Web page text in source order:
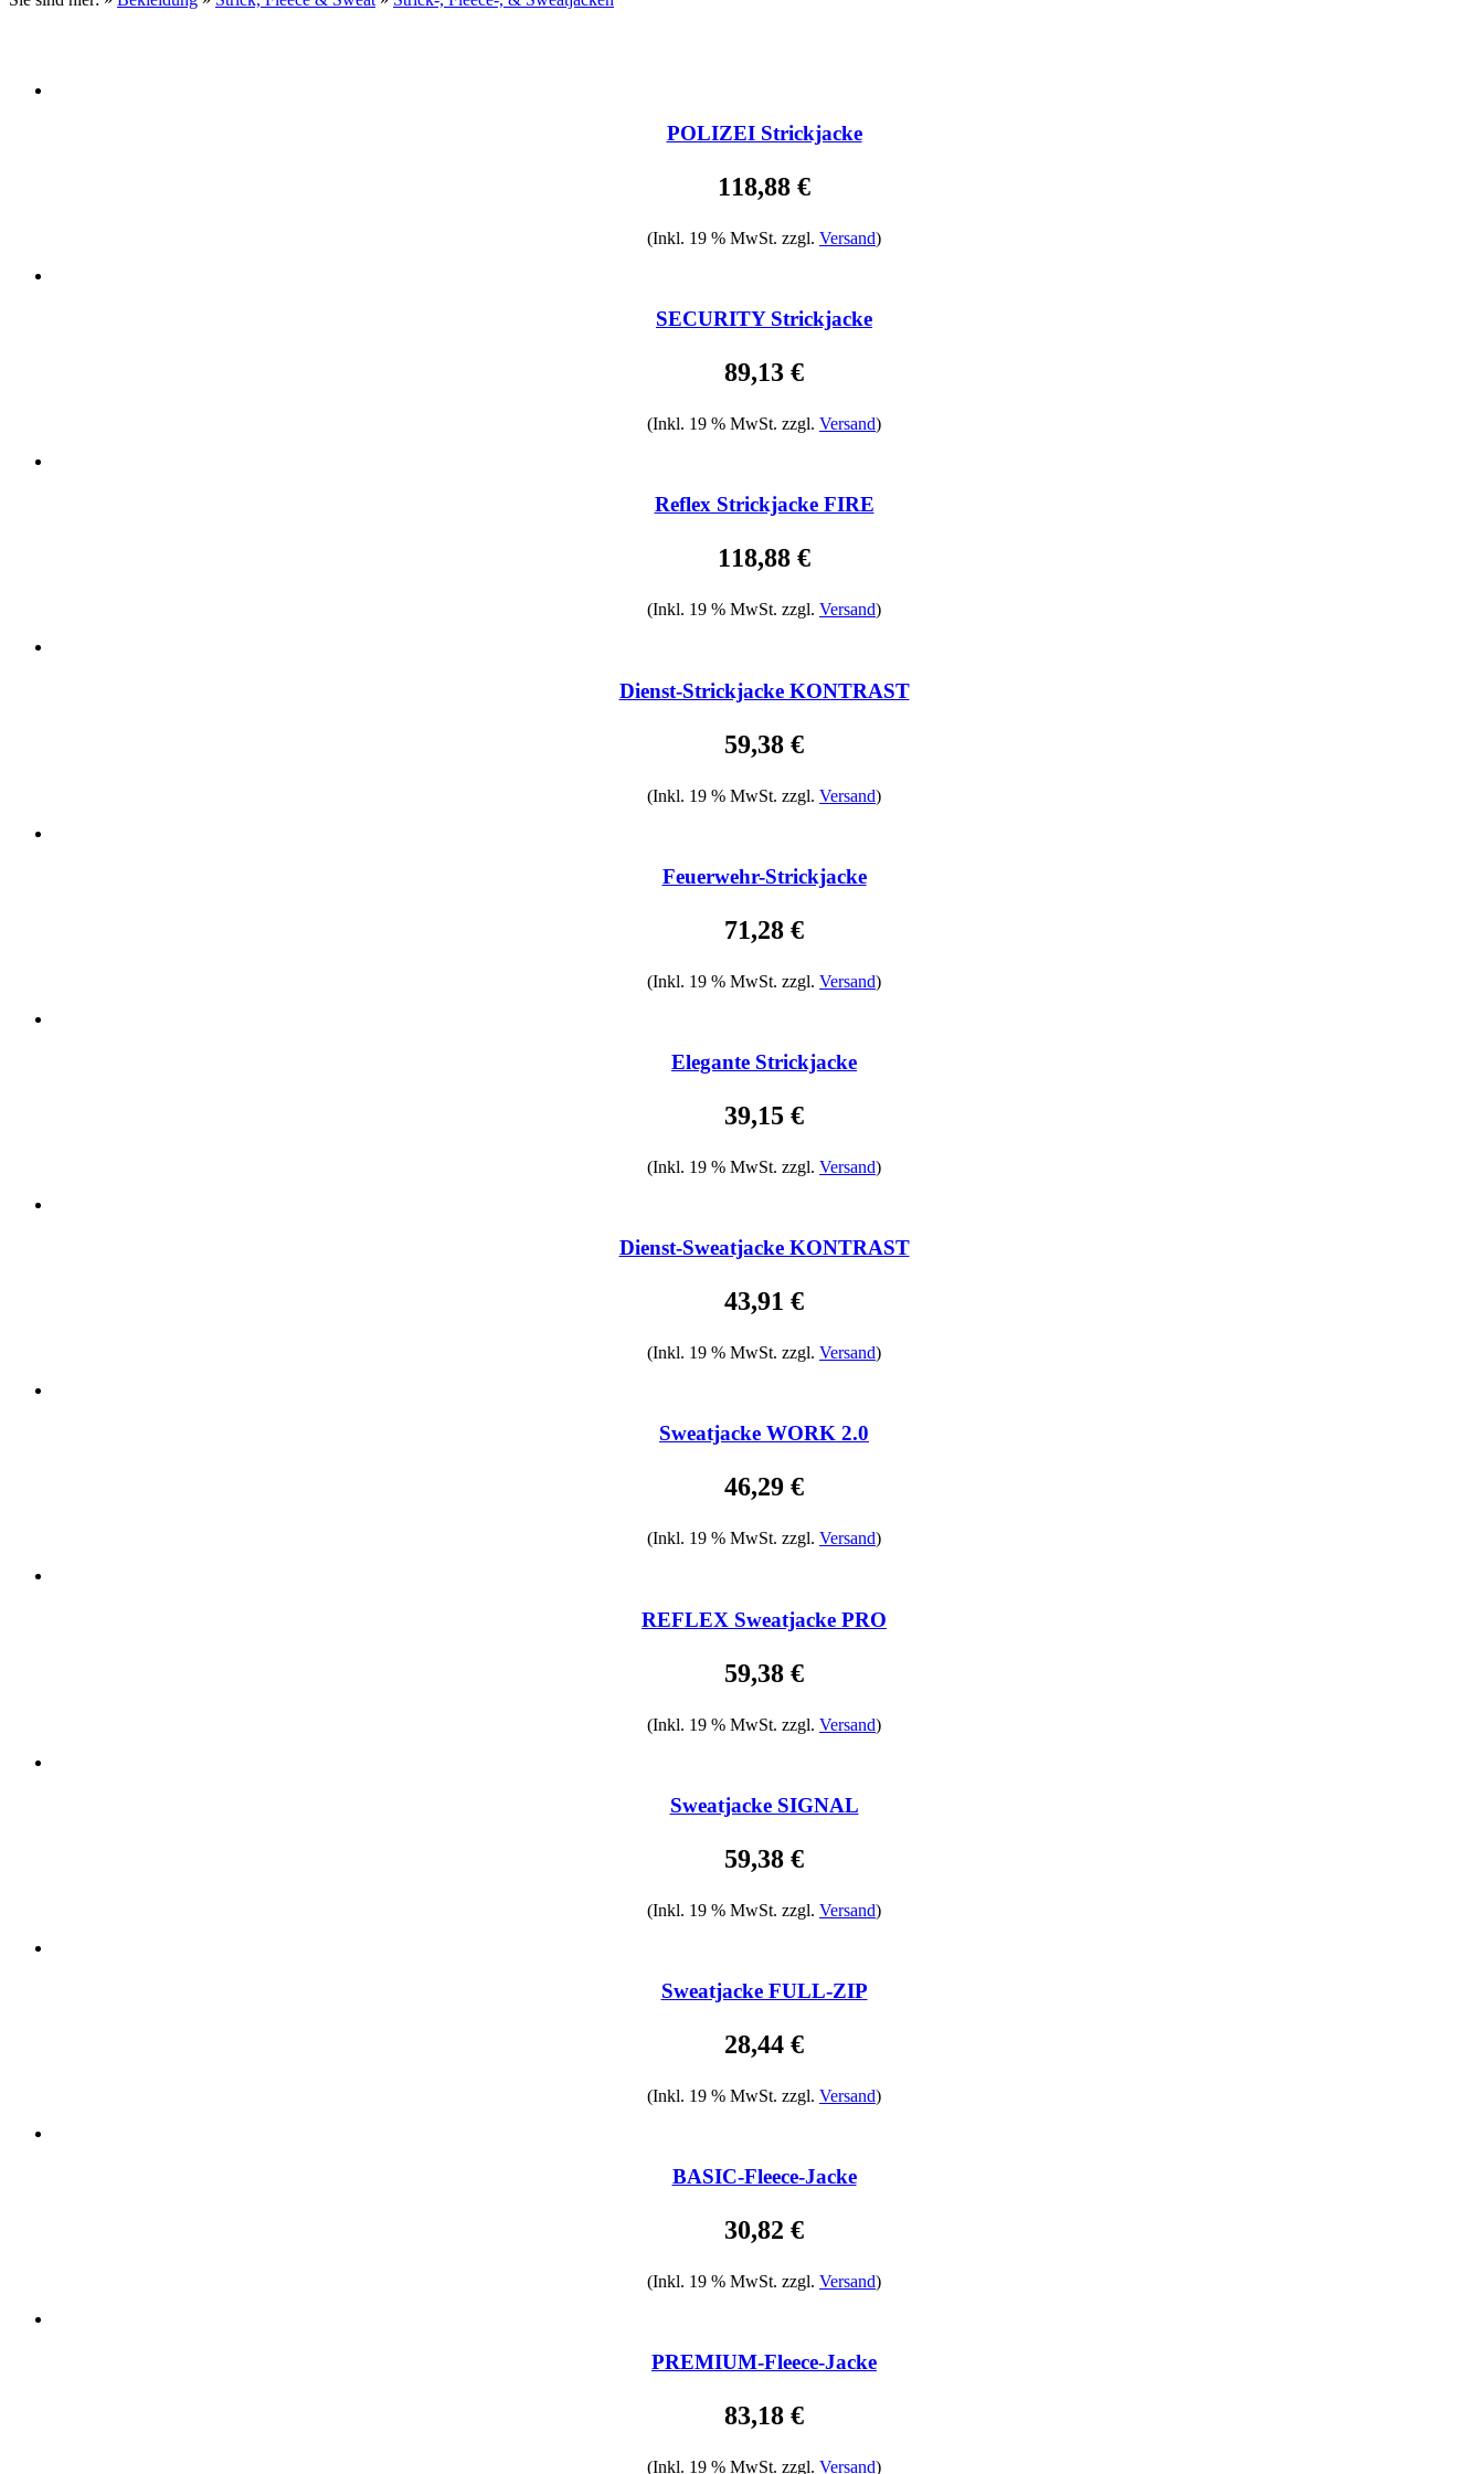
POLIZEI Strickjacke
118,88 €
(Inkl. 19 % MwSt. zzgl. Versand)
SECURITY Strickjacke
89,13 €
(Inkl. 19 % MwSt. zzgl. Versand)
Reflex Strickjacke FIRE
118,88 €
(Inkl. 19 % MwSt. zzgl. Versand)
Dienst-Strickjacke KONTRAST
59,38 €
(Inkl. 19 % MwSt. zzgl. Versand)
Feuerwehr-Strickjacke
71,28 €
(Inkl. 19 % MwSt. zzgl. Versand)
Elegante Strickjacke
39,15 €
(Inkl. 19 % MwSt. zzgl. Versand)
Dienst-Sweatjacke KONTRAST
43,91 €
(Inkl. 19 % MwSt. zzgl. Versand)
Sweatjacke WORK 2.0
46,29 €
(Inkl. 19 % MwSt. zzgl. Versand)
REFLEX Sweatjacke PRO
59,38 €
(Inkl. 19 % MwSt. zzgl. Versand)
Sweatjacke SIGNAL
59,38 €
(Inkl. 19 % MwSt. zzgl. Versand)
Sweatjacke FULL-ZIP
28,44 €
(Inkl. 19 % MwSt. zzgl. Versand)
BASIC-Fleece-Jacke
30,82 €
(Inkl. 19 % MwSt. zzgl. Versand)
PREMIUM-Fleece-Jacke
83,18 €
(Inkl. 19 % MwSt. zzgl. Versand)